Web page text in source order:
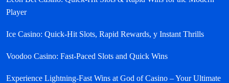
Player
Ice Casino: Quick‑Hit Slots, Rapid Rewards, y Instant Thrills
Voodoo Casino: Fast‑Paced Slots and Quick Wins
Experience Lightning‑Fast Wins at God of Casino – Your Ultimate